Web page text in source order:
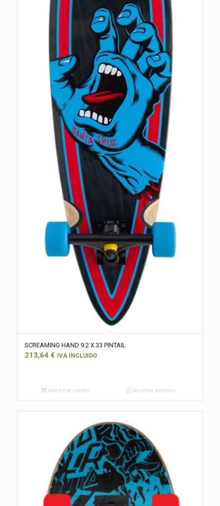
SCREAMING HAND 9.2 X 33 PINTAIL
213,64 € IVA INCLUIDO
Añadir al carrito Mostrar detalles